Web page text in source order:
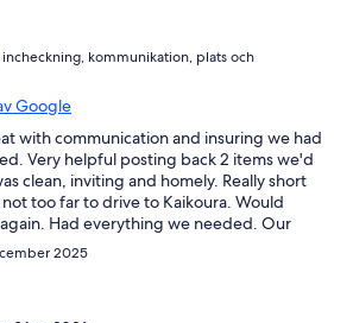
kommunikation, plats och
Google
with communication and insuring we had
Very helpful posting back 2 items we'd
clean, inviting and homely. Really short
too far to drive to Kaikoura. Would
Had everything we needed. Our
and we all loved it.
2025